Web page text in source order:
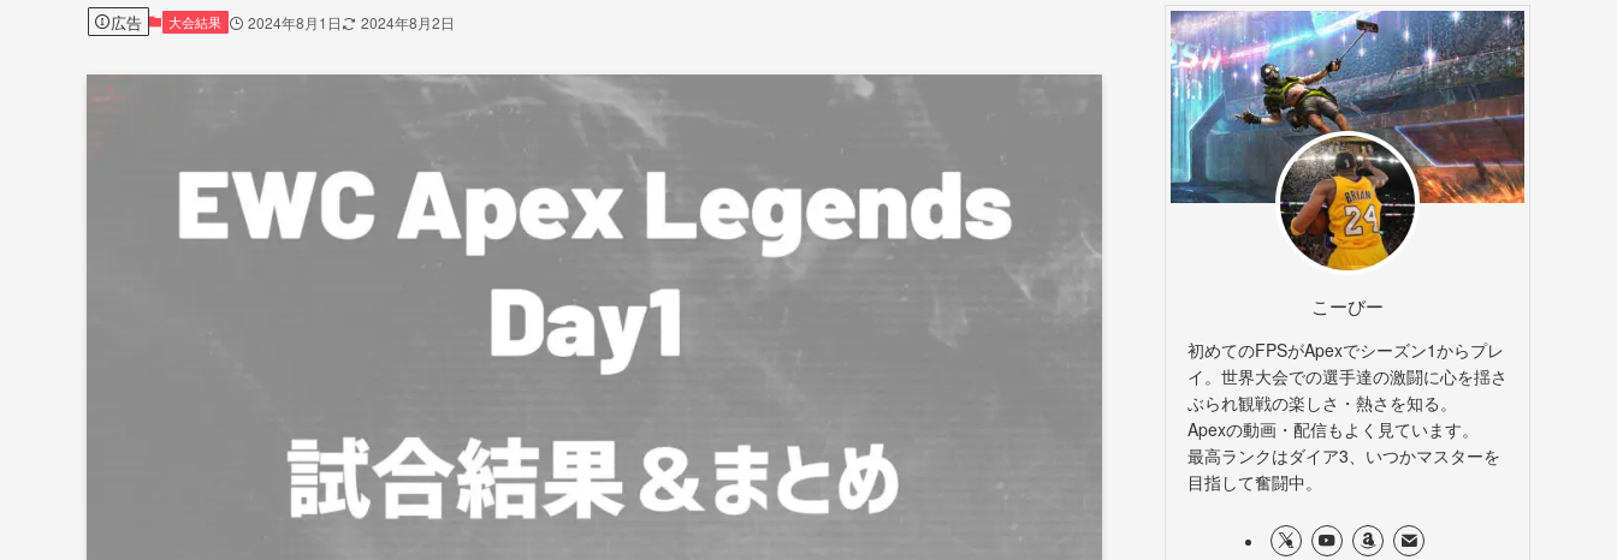
広告 大会結果 2024年8月1日 2024年8月2日
こーびー
初めてのFPSがApexでシーズン1からプレ
イ。世界大会での選手達の激闘に心を揺さ
ぶられ観戦の楽しさ・熱さを知る。
Apexの動画・配信もよく見ています。
最高ランクはダイア3、いつかマスターを
目指して奮闘中。